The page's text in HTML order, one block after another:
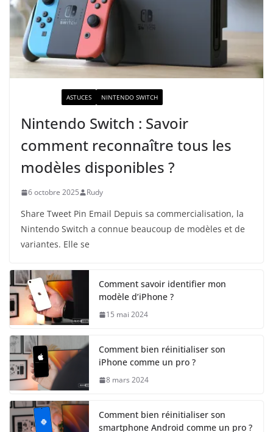
ASTUCES NINTENDO SWITCH
Nintendo Switch : Savoir
comment reconnaître tous les
modèles disponibles ?
6 octobre 2025 Rudy
Share Tweet Pin Email Depuis sa commercialisation, la
Nintendo Switch a connue beaucoup de modèles et de
variantes. Elle se
Comment savoir identifier mon
modèle d’iPhone ?
15 mai 2024
Comment bien réinitialiser son
iPhone comme un pro ?
8 mars 2024
Comment bien réinitialiser son
smartphone Android comme un pro ?